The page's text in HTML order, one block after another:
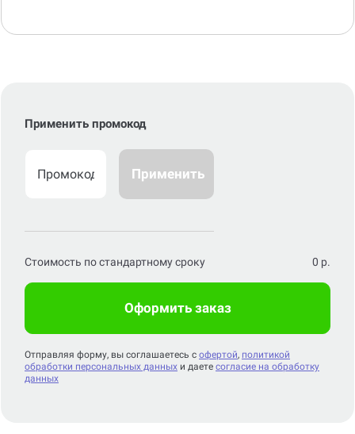
Применить промокод
Применить
Стоимость по стандартному сроку 0 р.
Оформить заказ
Отправляя форму, вы соглашаетесь с офертой, политикой
обработки персональных данных и даете согласие на обработку
данных